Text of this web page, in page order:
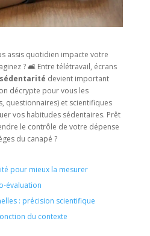
assis quotidien impacte votre
? 🛋️ Entre télétravail, écrans
devient important
décrypte pour vous les
questionnaires) et scientifiques
vos habitudes sédentaires. Prêt
le contrôle de votre dépense
du canapé ?
pour mieux la mesurer
évaluation
: précision scientifique
du contexte